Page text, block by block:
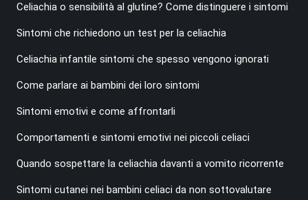
Celiachia o sensibilità al glutine? Come distinguere i sintomi
Sintomi che richiedono un test per la celiachia
Celiachia infantile sintomi che spesso vengono ignorati
Come parlare ai bambini dei loro sintomi
Sintomi emotivi e come affrontarli
Comportamenti e sintomi emotivi nei piccoli celiaci
Quando sospettare la celiachia davanti a vomito ricorrente
Sintomi cutanei nei bambini celiaci da non sottovalutare